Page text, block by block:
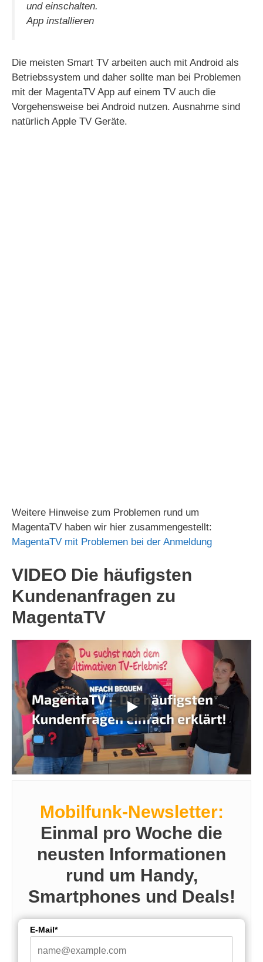
und einschalten.
App installieren
Die meisten Smart TV arbeiten auch mit Android als
Betriebssystem und daher sollte man bei Problemen
mit der MagentaTV App auf einem TV auch die
Vorgehensweise bei Android nutzen. Ausnahme sind
natürlich Apple TV Geräte.
Weitere Hinweise zum Problemen rund um
MagentaTV haben wir hier zusammengestellt:
MagentaTV mit Problemen bei der Anmeldung
VIDEO Die häufigsten
Kundenanfragen zu
MagentaTV
Mobilfunk-Newsletter:
Einmal pro Woche die
neusten Informationen
rund um Handy,
Smartphones und Deals!
E-Mail*